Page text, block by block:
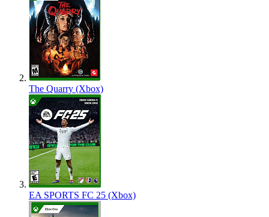
The Quarry (Xbox)
EA SPORTS FC 25 (Xbox)